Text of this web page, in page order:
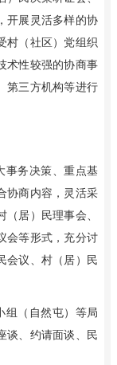
开展灵活多样的协
村（社区）党组织
术性较强的协商事
第三方机构等进行
事务决策、重点基
协商内容，灵活采
居）民理事会、
会等形式，充分讨
会议、村（居）民
组（自然屯）等局
谈、约请面谈、民